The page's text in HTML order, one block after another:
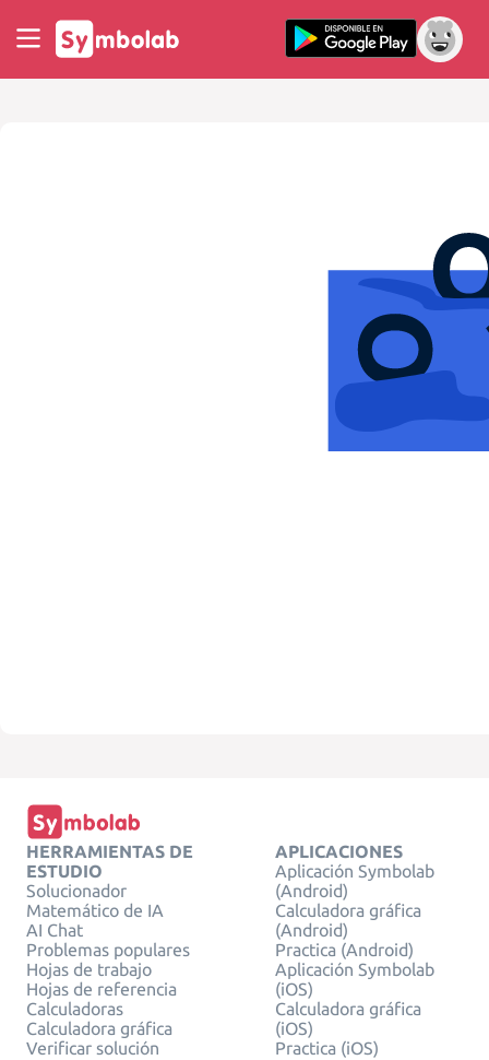
HERRAMIENTAS DE
ESTUDIO
Solucionador
Matemático de IA
AI Chat
Problemas populares
Hojas de trabajo
Hojas de referencia
Calculadoras
Calculadora gráfica
Verificar solución
APLICACIONES
Aplicación Symbolab
(Android)
Calculadora gráfica
(Android)
Practica (Android)
Aplicación Symbolab
(iOS)
Calculadora gráfica
(iOS)
Practica (iOS)